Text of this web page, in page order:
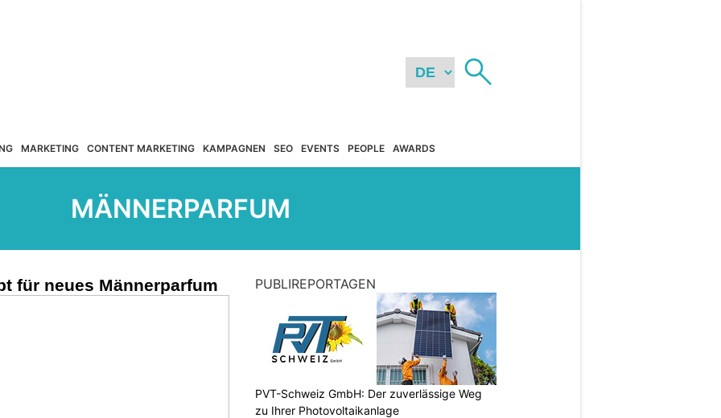
MARKETING CONTENT MARKETING KAMPAGNEN SEO EVENTS PEOPLE AWARDS
MÄNNERPARFUM
für neues Männerparfum PUBLIREPORTAGEN
PVT-Schweiz GmbH: Der zuverlässige Weg
zu Ihrer Photovoltaikanlage